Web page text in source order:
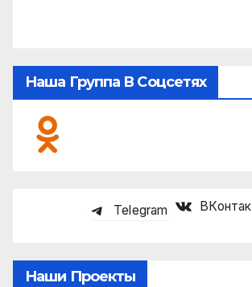
Наша Группа В Соцсетях
Telegram
Наши Проекты